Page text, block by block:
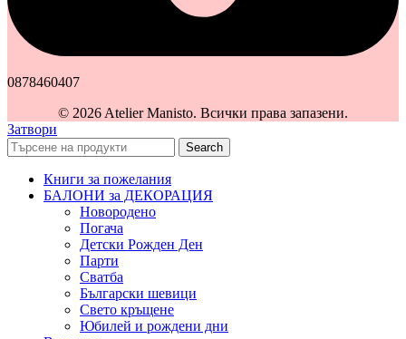
0878460407
© 2026 Atelier Manisto. Всички права запазени.
Затвори
Search
Книги за пожелания
БАЛОНИ за ДЕКОРАЦИЯ
Новородено
Погача
Детски Рожден Ден
Парти
Сватба
Български шевици
Свето кръщене
Юбилей и рождени дни